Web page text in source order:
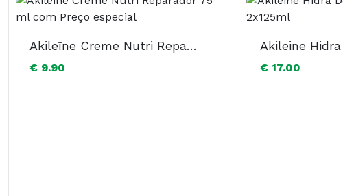
Akileïne Creme Nutri Reparador 75 ml com Preço especial
€ 9.90 € 17.00